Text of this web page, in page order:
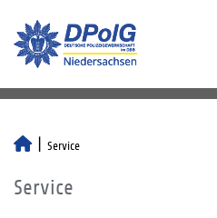
Service
Service